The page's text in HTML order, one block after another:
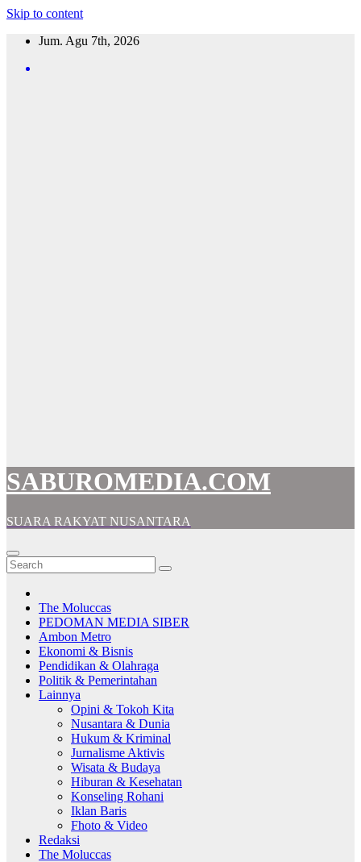
Skip to content
Jum. Agu 7th, 2026
SABUROMEDIA.COM
SUARA RAKYAT NUSANTARA
The Moluccas
PEDOMAN MEDIA SIBER
Ambon Metro
Ekonomi & Bisnis
Pendidikan & Olahraga
Politik & Pemerintahan
Lainnya
Opini & Tokoh Kita
Nusantara & Dunia
Hukum & Kriminal
Jurnalisme Aktivis
Wisata & Budaya
Hiburan & Kesehatan
Konseling Rohani
Iklan Baris
Fhoto & Video
Redaksi
The Moluccas